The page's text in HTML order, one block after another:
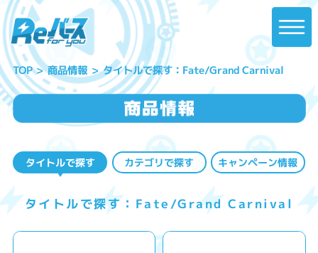
TOP 商品情報 タイトルで探す：Fate/Grand Carnival
タイトルで探す カテゴリで探す キャンペーン情報
タイトルで探す：Fate/Grand Carnival